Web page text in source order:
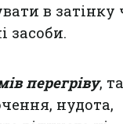
в затінку
засоби.
перегріву,
нудота,